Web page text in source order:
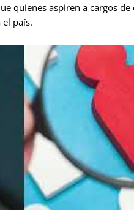
quienes aspiren a cargos
país.